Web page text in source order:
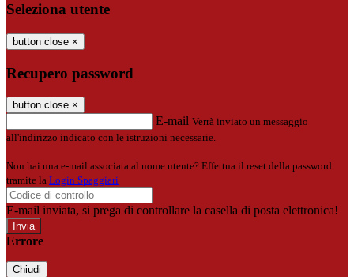
Seleziona utente
button close ×
Recupero password
button close ×
E-mail Verrà inviato un messaggio
all'indirizzo indicato con le istruzioni necessarie.
Non hai una e-mail associata al nome utente? Effettua il reset della password
tramite la Login Spaggiari
E-mail inviata, si prega di controllare la casella di posta elettronica!
Errore
Chiudi